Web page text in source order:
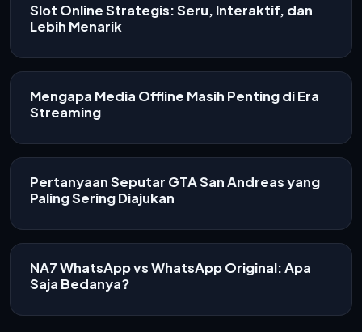
Slot Online Strategis: Seru, Interaktif, dan
Lebih Menarik
Mengapa Media Offline Masih Penting di Era
Streaming
Pertanyaan Seputar GTA San Andreas yang
Paling Sering Diajukan
NA7 WhatsApp vs WhatsApp Original: Apa
Saja Bedanya?